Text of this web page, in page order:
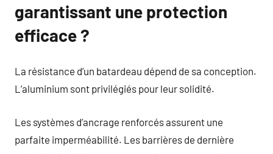
garantissant une protection
efficace ?
La résistance d’un batardeau dépend de sa conception.
L’aluminium sont privilégiés pour leur solidité.
Les systèmes d’ancrage renforcés assurent une
parfaite imperméabilité. Les barrières de dernière